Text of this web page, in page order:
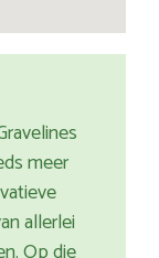
meer
allerlei